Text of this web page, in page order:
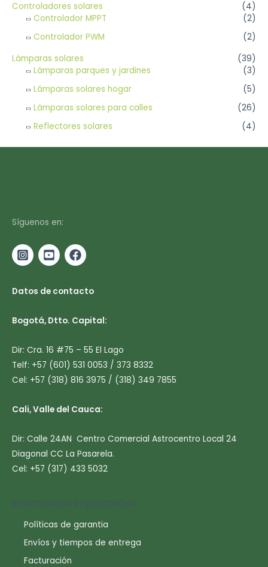
Controladores solares
(4)
Controlador MPPT
(2)
Controlador PWM
(2)
Lámparas solares
(39)
Lámparas parques y jardines
(3)
Lámparas solares hogar
(5)
Lámparas solares para calles
(26)
Reflectores solares
(4)
Síguenos en:
Datos de contacto
Bogotá, Dtto. Capital:
Dir: Cra. 16 #75 – 55 El Lago
Telf: +57 (601) 531 0053 / 373 8332
Cel: +57 (318) 816 3975 / (318) 349 7855
Cali, Valle del Cauca:
Dir: Calle 24AN Centro Comercial Astrocentro Local 24
Diagonal CC La Pasarela.
Cel: +57 (317) 433 5032
Información importantes
Políticas de garantia
Envíos y tiempos de entrega
Facturación